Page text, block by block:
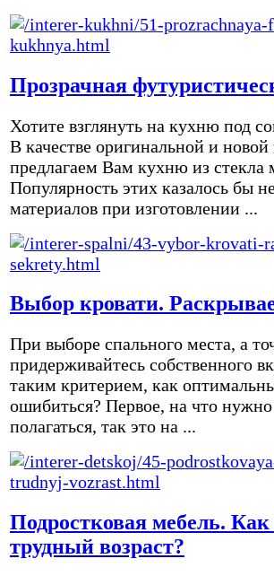
Прозрачная
Хотите взглянуть на кухню под
В качестве оригинальной и
предлагаем Вам кухню из стекла
Популярность этих казалось бы
материалов при изготовлении ...
Выбор кровати.
При выборе спального места, а
придерживайтесь собственного
таким критерием, как
ошибиться? Первое, на что
полагаться, так это на ...
Подростковая мебель.
трудный возраст?